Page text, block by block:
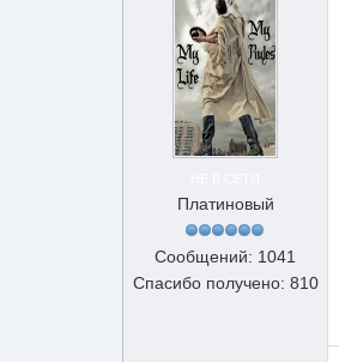
Платиновый
Сообщений: 1041
Спасибо получено: 810